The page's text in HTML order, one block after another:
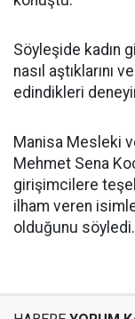
Söyleşide kadın
nasıl aştıklarını
edindikleri
Manisa Mesleki
Mehmet Sena
girişimcilere
ilham veren
olduğunu söyledi.